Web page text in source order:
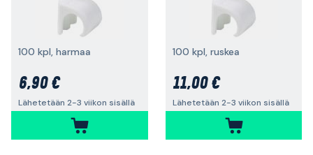
100 kpl, harmaa
6,90 €
Lähetetään 2-3 viikon sisällä
100 kpl, ruskea
11,00 €
Lähetetään 2-3 viikon sisällä